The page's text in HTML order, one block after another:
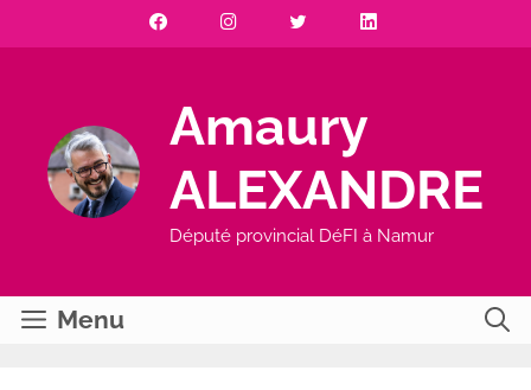
au
Amaury
ALEXANDRE
Député provincial DéFI à Namur
Menu